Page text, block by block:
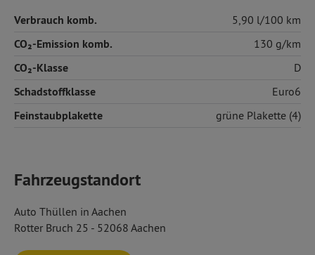
Verbrauch komb. 5,90 l/100 km
CO₂-Emission komb. 130 g/km
CO₂-Klasse D
Schadstoffklasse Euro6
Feinstaubplakette grüne Plakette (4)
Fahrzeugstandort
Auto Thüllen in Aachen
Rotter Bruch 25 - 52068 Aachen